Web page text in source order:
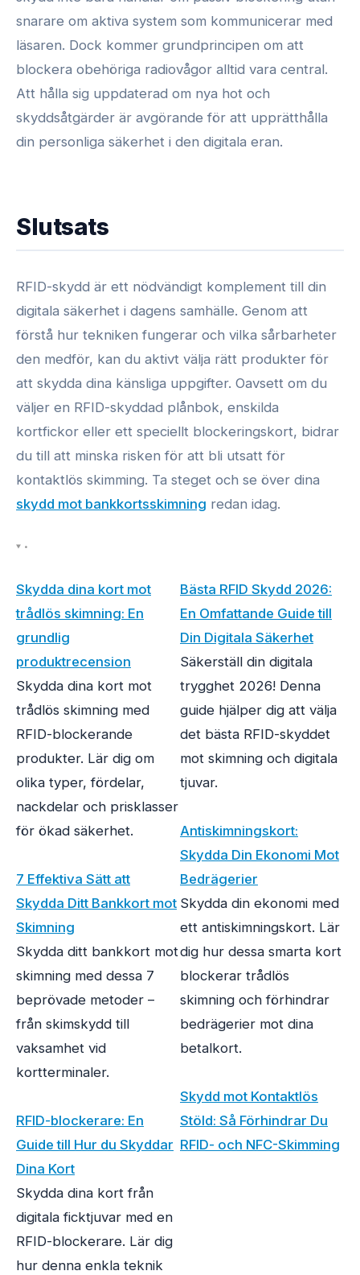
snarare om aktiva system som kommunicerar med
läsaren. Dock kommer grundprincipen om att
blockera obehöriga radiovågor alltid vara central.
Att hålla sig uppdaterad om nya hot och
skyddsåtgärder är avgörande för att upprätthålla
din personliga säkerhet i den digitala eran.
Slutsats
RFID-skydd är ett nödvändigt komplement till din
digitala säkerhet i dagens samhälle. Genom att
förstå hur tekniken fungerar och vilka sårbarheter
den medför, kan du aktivt välja rätt produkter för
att skydda dina känsliga uppgifter. Oavsett om du
väljer en RFID-skyddad plånbok, enskilda
kortfickor eller ett speciellt blockeringskort, bidrar
du till att minska risken för att bli utsatt för
kontaktlös skimming. Ta steget och se över dina
skydd mot bankkortsskimning redan idag.
•
Skydda dina kort mot
trådlös skimning: En
grundlig
produktrecension
Skydda dina kort mot
trådlös skimning med
RFID-blockerande
produkter. Lär dig om
olika typer, fördelar,
nackdelar och prisklasser
för ökad säkerhet.
7 Effektiva Sätt att
Skydda Ditt Bankkort mot
Skimning
Skydda ditt bankkort mot
skimning med dessa 7
beprövade metoder –
från skimskydd till
vaksamhet vid
kortterminaler.
RFID-blockerare: En
Guide till Hur du Skyddar
Dina Kort
Skydda dina kort från
digitala ficktjuvar med en
RFID-blockerare. Lär dig
hur denna enkla teknik
Bästa RFID Skydd 2026:
En Omfattande Guide till
Din Digitala Säkerhet
Säkerställ din digitala
trygghet 2026! Denna
guide hjälper dig att välja
det bästa RFID-skyddet
mot skimning och digitala
tjuvar.
Antiskimningskort:
Skydda Din Ekonomi Mot
Bedrägerier
Skydda din ekonomi med
ett antiskimningskort. Lär
dig hur dessa smarta kort
blockerar trådlös
skimning och förhindrar
bedrägerier mot dina
betalkort.
Skydd mot Kontaktlös
Stöld: Så Förhindrar Du
RFID- och NFC-Skimming